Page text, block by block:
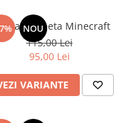
NOU
salopeta Minecraft
115,00 Lei
95,00 Lei
VARIANTE